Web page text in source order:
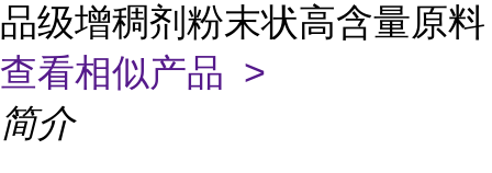
品级增稠剂粉末状高含量原料
查看相似产品 >
简介